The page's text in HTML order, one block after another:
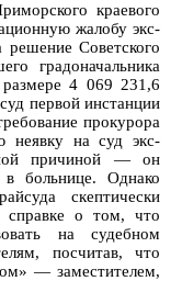
краевого
жалобу экс-
Советского
градоначальника
4 069 231,6
первой инстанции
прокурора
неявку на суд экс-
причиной — он
в больнице. Однако
скептически
справке о том, что
на судебном
посчитав, что
— заместителем,